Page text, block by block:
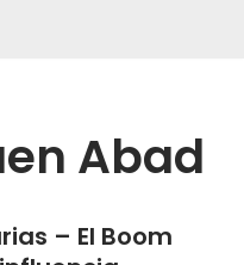
Abad
– El Boom